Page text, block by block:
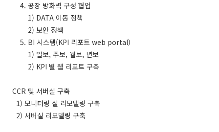
4. 공장 방화벽 구성 협업
1) DATA 이동 정책
2) 보안 정책
5. BI 시스템(KPI 리포트 web portal)
1) 일보, 주보, 월보, 년보
2) KPI 별 웹 리포트 구축
CCR 및 서버실 구축
1) 모니터링 실 리모델링 구축
2) 서버실 리모델링 구축